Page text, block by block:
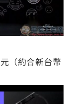
（約合新台幣